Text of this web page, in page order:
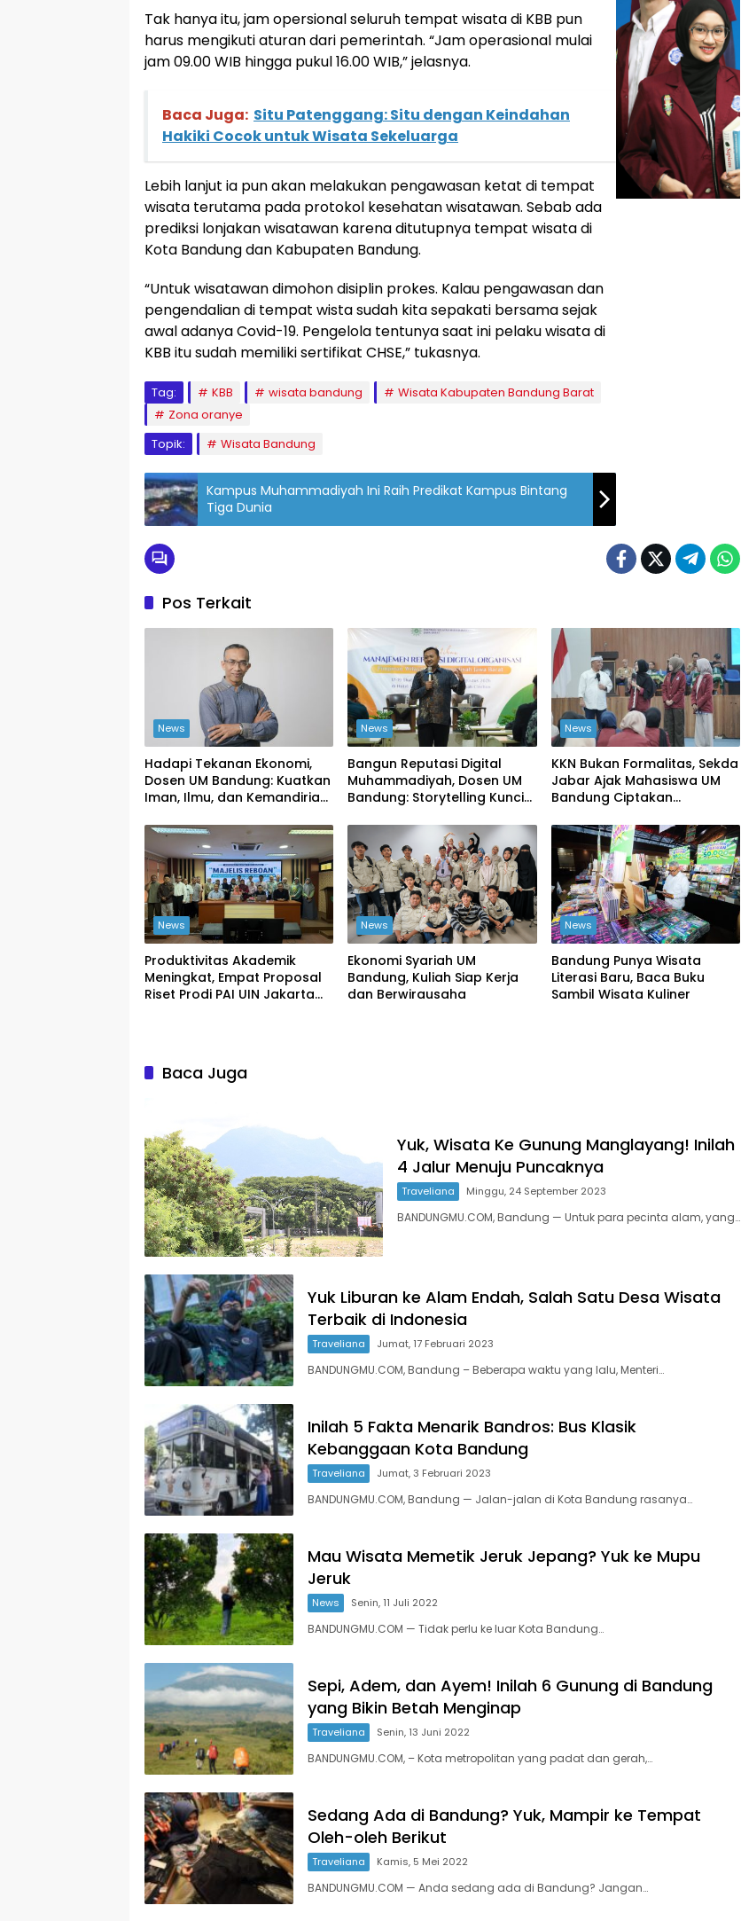
Tak hanya itu, jam opersional seluruh tempat wisata di KBB pun
harus mengikuti aturan dari pemerintah. “Jam operasional mulai
jam 09.00 WIB hingga pukul 16.00 WIB,” jelasnya.
Baca Juga: Situ Patenggang: Situ dengan Keindahan
Hakiki Cocok untuk Wisata Sekeluarga
Lebih lanjut ia pun akan melakukan pengawasan ketat di tempat
wisata terutama pada protokol kesehatan wisatawan. Sebab ada
prediksi lonjakan wisatawan karena ditutupnya tempat wisata di
Kota Bandung dan Kabupaten Bandung.
“Untuk wisatawan dimohon disiplin prokes. Kalau pengawasan dan
pengendalian di tempat wista sudah kita sepakati bersama sejak
awal adanya Covid-19. Pengelola tentunya saat ini pelaku wisata di
KBB itu sudah memiliki sertifikat CHSE,” tukasnya.
Tag: KBB wisata bandung
Wisata Kabupaten Bandung Barat
Zona oranye
Topik:
Wisata Bandung
Kampus Muhammadiyah Ini Raih Predikat Kampus Bintang
Tiga Dunia
Pos Terkait
News
Hadapi Tekanan Ekonomi,
Dosen UM Bandung: Kuatkan
Iman, Ilmu, dan Kemandirian
News
Bangun Reputasi Digital
Muhammadiyah, Dosen UM
Bandung: Storytelling Kunci
Publik
News
KKN Bukan Formalitas, Sekda
Jabar Ajak Mahasiswa UM
Bandung Ciptakan
News
Produktivitas Akademik
Meningkat, Empat Proposal
Riset Prodi PAI UIN Jakarta
News
Ekonomi Syariah UM
Bandung, Kuliah Siap Kerja
dan Berwirausaha
News
Bandung Punya Wisata
Literasi Baru, Baca Buku
Sambil Wisata Kuliner
Baca Juga
Yuk, Wisata Ke Gunung Manglayang! Inilah
4 Jalur Menuju Puncaknya
Traveliana Minggu, 24 September 2023
BANDUNGMU.COM, Bandung — Untuk para pecinta alam, yang…
Yuk Liburan ke Alam Endah, Salah Satu Desa Wisata
Terbaik di Indonesia
Traveliana Jumat, 17 Februari 2023
BANDUNGMU.COM, Bandung – Beberapa waktu yang lalu, Menteri…
Inilah 5 Fakta Menarik Bandros: Bus Klasik
Kebanggaan Kota Bandung
Traveliana Jumat, 3 Februari 2023
BANDUNGMU.COM, Bandung — Jalan-jalan di Kota Bandung rasanya…
Mau Wisata Memetik Jeruk Jepang? Yuk ke Mupu
Jeruk
News Senin, 11 Juli 2022
BANDUNGMU.COM — Tidak perlu ke luar Kota Bandung…
Sepi, Adem, dan Ayem! Inilah 6 Gunung di Bandung
yang Bikin Betah Menginap
Traveliana Senin, 13 Juni 2022
BANDUNGMU.COM, – Kota metropolitan yang padat dan gerah,…
Sedang Ada di Bandung? Yuk, Mampir ke Tempat
Oleh-oleh Berikut
Traveliana Kamis, 5 Mei 2022
BANDUNGMU.COM — Anda sedang ada di Bandung? Jangan…